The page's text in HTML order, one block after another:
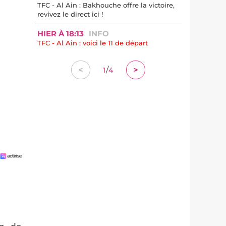
TFC - Al Ain : Bakhouche offre la victoire,
revivez le direct ici !
HIER À 18:13 INFO
TFC - Al Ain : voici le 11 de départ
< 1/4 >